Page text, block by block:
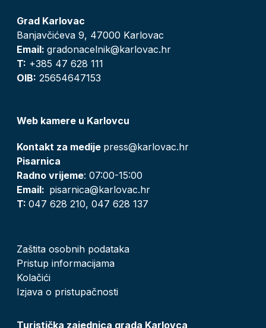
Grad Karlovac
Banjavčićeva 9, 47000 Karlovac
Email: gradonacelnik@karlovac.hr
T: +385 47 628 111
OIB: 25654647153
Web kamere u Karlovcu
Kontakt za medije press@karlovac.hr
Pisarnica
Radno vrijeme: 07:00-15:00
Email: pisarnica@karlovac.hr
T: 047 628 210, 047 628 137
Zaštita osobnih podataka
Pristup informacijama
Kolačići
Izjava o pristupačnosti
Turistička zajednica grada Karlovca